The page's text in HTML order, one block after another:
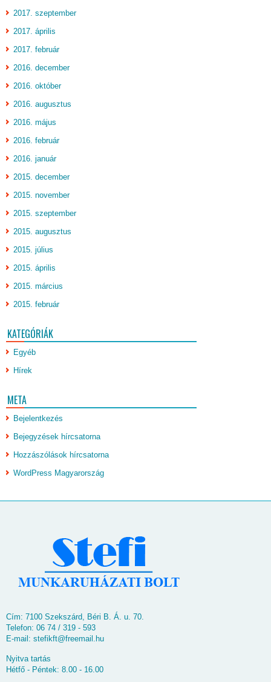
2017. szeptember
2017. április
2017. február
2016. december
2016. október
2016. augusztus
2016. május
2016. február
2016. január
2015. december
2015. november
2015. szeptember
2015. augusztus
2015. július
2015. április
2015. március
2015. február
KATEGÓRIÁK
Egyéb
Hírek
META
Bejelentkezés
Bejegyzések hírcsatorna
Hozzászólások hírcsatorna
WordPress Magyarország
Cím: 7100 Szekszárd, Béri B. Á. u. 70.
Telefon: 06 74 / 319 - 593
E-mail: stefikft@freemail.hu
Nyitva tartás
Hétfő - Péntek: 8.00 - 16.00